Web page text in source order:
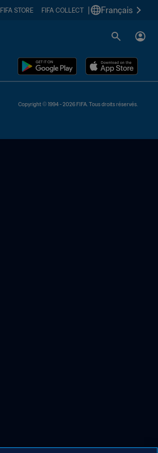
FIFA STORE FIFA COLLECT Français
Copyright © 1994 - 2026 FIFA. Tous droits réservés.